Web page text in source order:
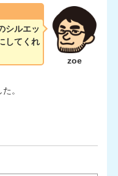
zoe
シルエッ
してくれ
。